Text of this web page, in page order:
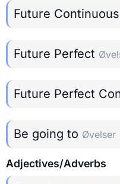
Future Continuous
Future Perfect
Future Perfect
Be going to Øvelser
Adjectives/Adverbs